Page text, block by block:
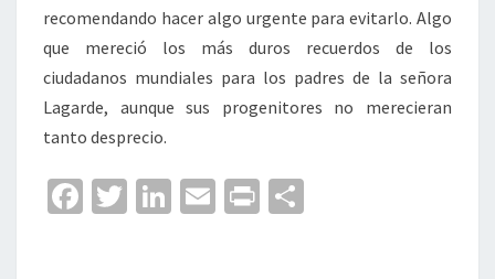
recomendando hacer algo urgente para evitarlo. Algo
que mereció los más duros recuerdos de los
ciudadanos mundiales para los padres de la señora
Lagarde, aunque sus progenitores no merecieran
tanto desprecio.
Fa T
Li
E
Pr